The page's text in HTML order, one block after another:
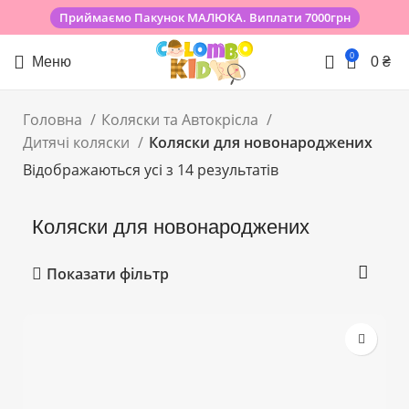
Приймаємо Пакунок МАЛЮКА. Виплати 7000грн
Меню 0 0 ₴
Головна
Коляски та Автокрісла
Дитячі коляски
Коляски для новонароджених
Відображаються усі з 14 результатів
Коляски для новонароджених
Показати фільтр